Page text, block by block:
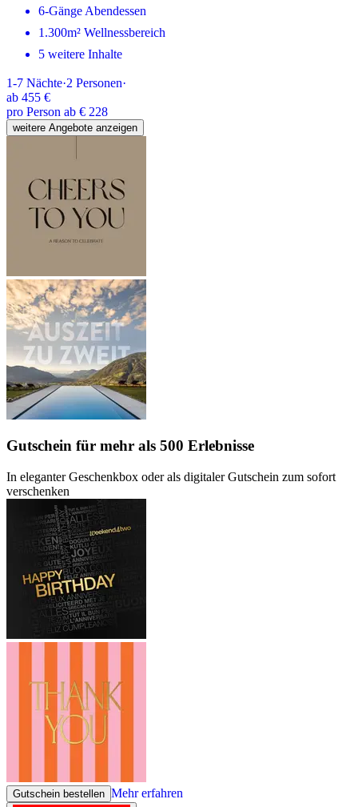
6-Gänge Abendessen
1.300m² Wellnessbereich
5 weitere Inhalte
1-7 Nächte·2 Personen·
ab 455 €
pro Person ab € 228
weitere Angebote anzeigen
Gutschein für mehr als 500 Erlebnisse
In eleganter Geschenkbox oder als digitaler Gutschein zum sofort
verschenken
Gutschein bestellen Mehr erfahren